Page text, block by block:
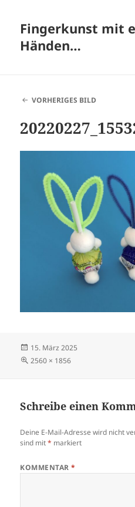
Fingerkunst mit
Händen…
VORHERIGES BILD
Veröffentlicht
am
15. März 2025
Volle
2560 × 1856
Schreibe einen
Deine E-Mail-Adresse wird nicht
sind mit* markiert
KOMMENTAR*